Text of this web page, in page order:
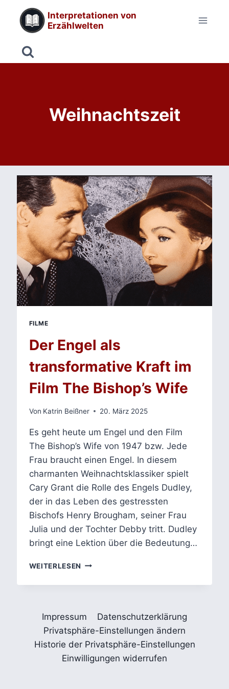
Inhalt
springen
Interpretationen von
Erzählwelten
Weihnachtszeit
FILME
Der Engel als
transformative Kraft im
Film The Bishop’s Wife
Von Katrin Beißner 20. März 2025
Es geht heute um Engel und den Film
The Bishop’s Wife von 1947 bzw. Jede
Frau braucht einen Engel. In diesem
charmanten Weihnachtsklassiker spielt
Cary Grant die Rolle des Engels Dudley,
der in das Leben des gestressten
Bischofs Henry Brougham, seiner Frau
Julia und der Tochter Debby tritt. Dudley
bringt eine Lektion über die Bedeutung…
WEITERLESEN DER
ALS
IM
FILM
BISHOP’S
WIFE
Impressum
Datenschutzerklärung
Privatsphäre-Einstellungen ändern
Historie der Privatsphäre-Einstellungen
Einwilligungen widerrufen